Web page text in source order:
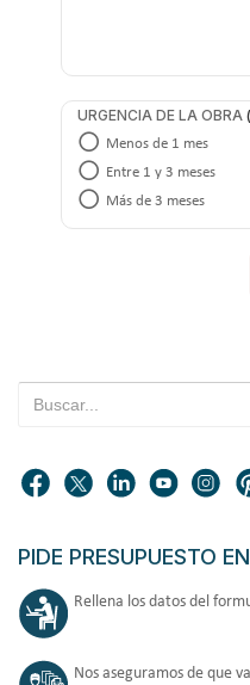
URGENCIA DE LA OBRA
Menos de 1 mes
Entre 1 y 3 meses
Más de 3 meses
PIDE PRESUPUESTO
Rellena los datos del
Nos aseguramos de que